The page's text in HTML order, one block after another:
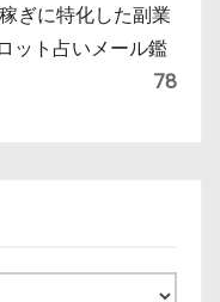
ぎに特化した副業
ット占いメール鑑
78